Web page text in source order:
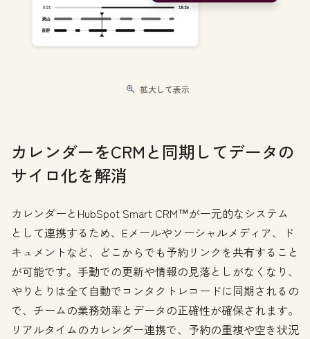
拡大して表示
カレンダーをCRMと同期してデータの
サイロ化を解消
カレンダーとHubSpot Smart CRM™が一元的なシステム
として連携するため、Eメールやソーシャルメディア、ド
キュメントなど、どこからでも予約リンクを共有すること
が可能です。手動での更新や情報の見落としがなくなり、
やりとりは全て自動でコンタクトレコードに同期されるの
で、チームの業務効率とデータの正確性が確保されます。
リアルタイムのカレンダー連携で、予約の重複や空き状況